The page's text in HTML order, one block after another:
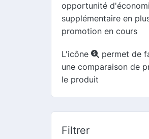
opportunité
supplémentaire en
promotion en cours
L'icône
permet de
une comparaison de
le produit
Filtrer